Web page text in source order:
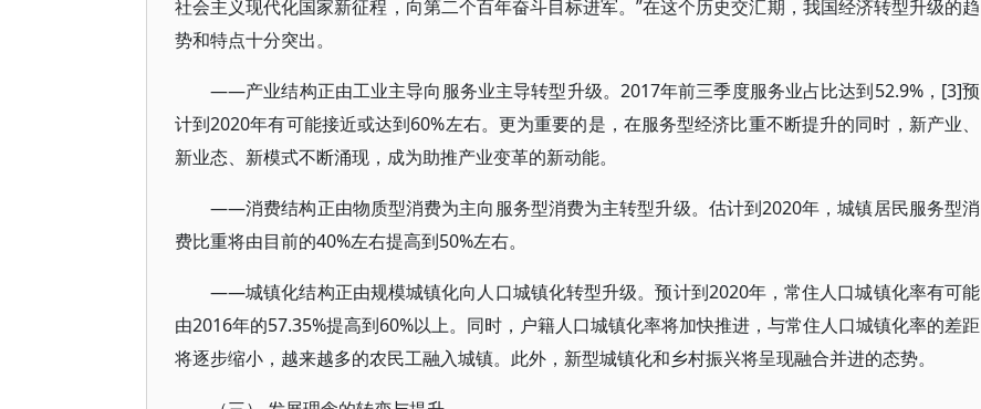
社会主义现代化国家新征程，向第二个百年奋斗目标进军。”在这个历史交汇期，我国经济转型升级的趋
势和特点十分突出。
——产业结构正由工业主导向服务业主导转型升级。2017年前三季度服务业占比达到52.9%，[3]预
计到2020年有可能接近或达到60%左右。更为重要的是，在服务型经济比重不断提升的同时，新产业、
新业态、新模式不断涌现，成为助推产业变革的新动能。
——消费结构正由物质型消费为主向服务型消费为主转型升级。估计到2020年，城镇居民服务型消
费比重将由目前的40%左右提高到50%左右。
——城镇化结构正由规模城镇化向人口城镇化转型升级。预计到2020年，常住人口城镇化率有可能
由2016年的57.35%提高到60%以上。同时，户籍人口城镇化率将加快推进，与常住人口城镇化率的差距
将逐步缩小，越来越多的农民工融入城镇。此外，新型城镇化和乡村振兴将呈现融合并进的态势。